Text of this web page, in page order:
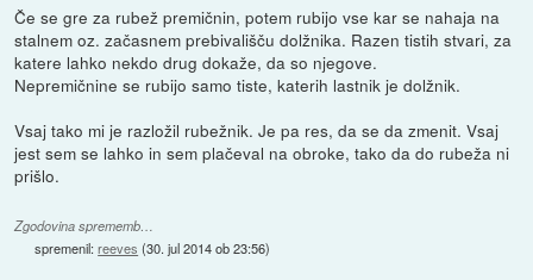
Če se gre za rubež premičnin, potem rubijo vse kar se nahaja na
stalnem oz. začasnem prebivališču dolžnika. Razen tistih stvari, za
katere lahko nekdo drug dokaže, da so njegove.
Nepremičnine se rubijo samo tiste, katerih lastnik je dolžnik.
Vsaj tako mi je razložil rubežnik. Je pa res, da se da zmenit. Vsaj
jest sem se lahko in sem plačeval na obroke, tako da do rubeža ni
prišlo.
Zgodovina sprememb…
spremenil:reeves (30. jul 2014 ob 23:56)